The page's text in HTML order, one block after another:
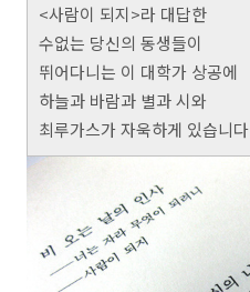
<사람이 되지>라 대답한
수없는 당신의 동생들이
뛰어다니는 이 대학가 상공에
하늘과 바람과 별과 시와
최루가스가 자욱하게 있습니다